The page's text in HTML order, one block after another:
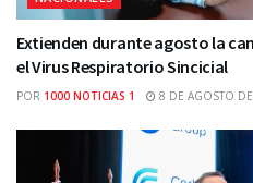
Extienden durante agosto la
el Virus Respiratorio Sincicial
POR 1000 NOTICIAS 1 8 DE AGOSTO